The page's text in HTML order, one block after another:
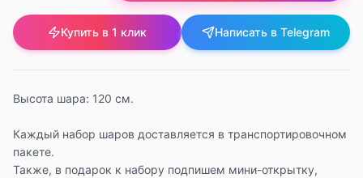
Купить в 1 клик Написать в Telegram
Высота шара: 120 см.
Каждый набор шаров доставляется в транспортировочном
пакете.
Также, в подарок к набору подпишем мини-открытку,